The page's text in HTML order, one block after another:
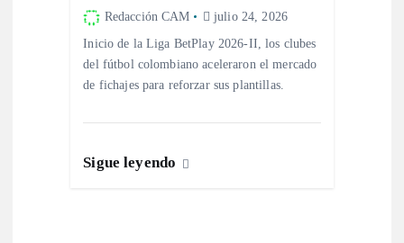
Redacción CAM julio 24, 2026
Inicio de la Liga BetPlay 2026-II, los clubes
del fútbol colombiano aceleraron el mercado
de fichajes para reforzar sus plantillas.
Sigue leyendo